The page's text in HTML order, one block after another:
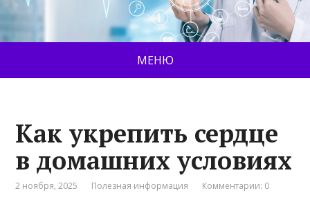
МЕНЮ
Как укрепить сердце
в домашних условиях
2 ноября, 2025 Полезная информация Комментарии: 0